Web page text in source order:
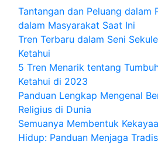
Tantangan dan Peluang dalam
dalam Masyarakat Saat Ini
Tren Terbaru dalam Seni
Ketahui
5 Tren Menarik tentang
Ketahui di 2023
Panduan Lengkap Mengenal
Religius di Dunia
Semuanya Membentuk
Hidup: Panduan Menjaga